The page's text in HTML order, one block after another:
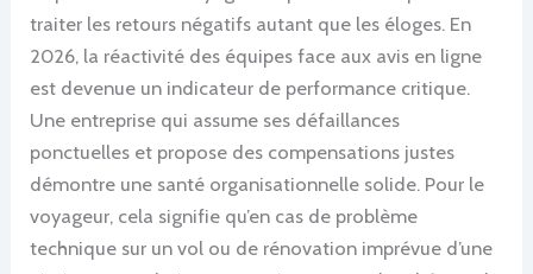
traiter les retours négatifs autant que les éloges. En
2026, la réactivité des équipes face aux avis en ligne
est devenue un indicateur de performance critique.
Une entreprise qui assume ses défaillances
ponctuelles et propose des compensations justes
démontre une santé organisationnelle solide. Pour le
voyageur, cela signifie qu’en cas de problème
technique sur un vol ou de rénovation imprévue d’une